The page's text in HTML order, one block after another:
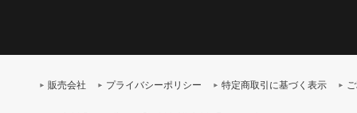
販売会社 プライバシーポリシー 特定商取引に基づく表示